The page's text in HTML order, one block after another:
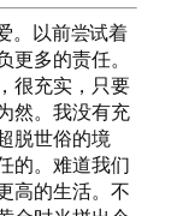
。以前尝试着
多的责任。
很充实，只要
然。我没有充
脱世俗的境
的。难道我们
高的生活。不